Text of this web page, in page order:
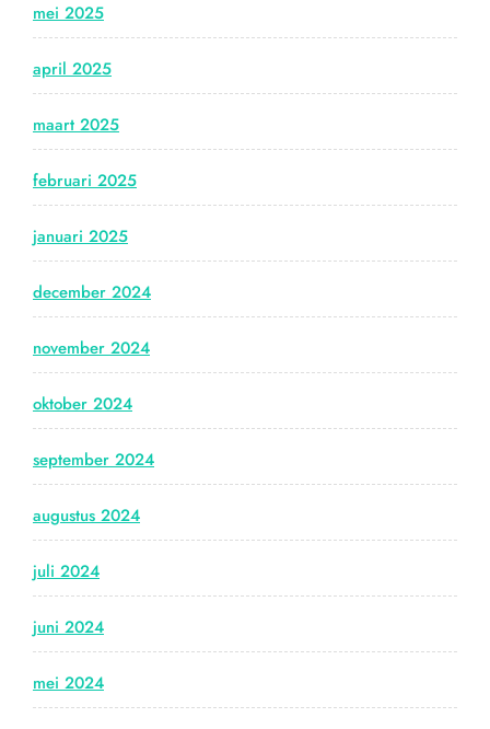
mei 2025
april 2025
maart 2025
februari 2025
januari 2025
december 2024
november 2024
oktober 2024
september 2024
augustus 2024
juli 2024
juni 2024
mei 2024